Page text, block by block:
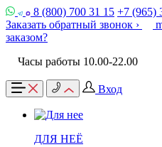
8 (800) 700 31 15 +7 (965)
Заказать обратный звонок ›
заказом?
Часы работы 10.00-22.00
Вход
ДЛЯ НЕЁ